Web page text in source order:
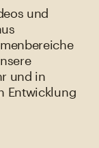
und
und in
Entwicklung